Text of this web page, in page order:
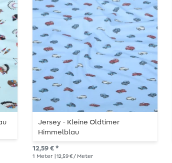
Jersey - Kleine Oldtimer
Himmelblau
12,59 € *
1 Meter | 12,59 € / Meter